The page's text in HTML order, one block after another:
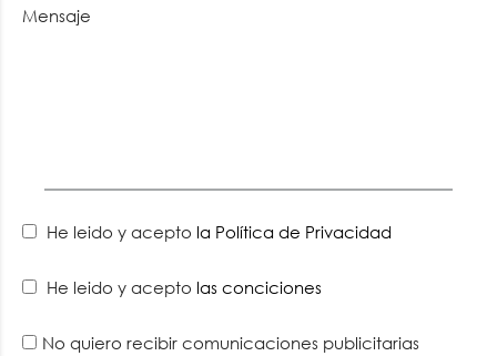
Mensaje
He leido y acepto la Política de Privacidad
He leido y acepto las conciciones
No quiero recibir comunicaciones publicitarias